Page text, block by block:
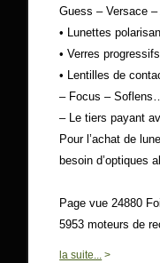
Guess – Versace
• Lunettes
• Verres
• Lentilles de
– Focus –
– Le tiers payant
Pour l’achat de
besoin d’optiques
Page vue 24880
5953 moteurs de
la suite... >